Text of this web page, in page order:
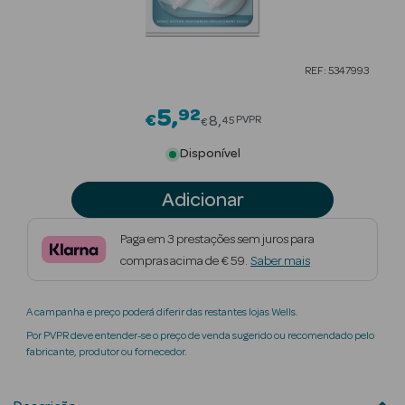
Beauty Season
Maquilhagem
Beauty Season
Perfumes
REF: 5347993
€5 92Price reduced from
€8 45 PVPR
Disponível
Adicionar
Paga em 3 prestações sem juros para
compras acima de € 59. Saber mais
A campanha e preço poderá diferir das restantes lojas Wells.
Por PVPR deve entender-se o preço de venda sugerido ou recomendado pelo
fabricante, produtor ou fornecedor.